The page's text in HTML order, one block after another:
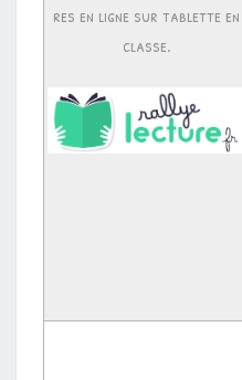
res en ligne sur tablette en
classe.